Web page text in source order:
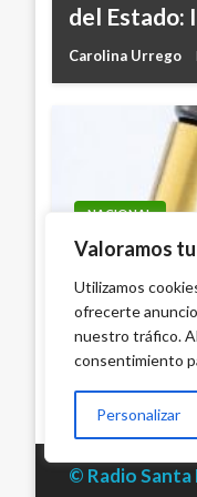
Valoramos
Utilizamos
ofrecerte
nuestro tráfico.
consentimiento
Personalizar
del Estado:
Carolina Urrego
NACIONAL
Corte
inédito
contra la
Ariel Cabrera
© Radio Santa